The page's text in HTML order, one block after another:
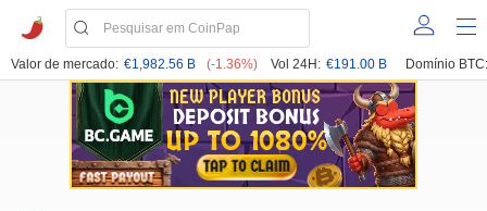
Valor de mercado: €1,982.56 B (-1.36%) Vol 24H: €191.00 B Domínio BTC: